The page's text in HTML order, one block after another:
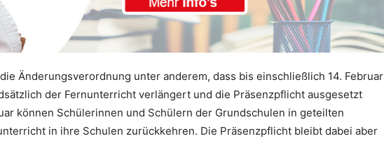
Änderungsverordnung unter anderem, dass bis einschließlich 14. Februar
der Fernunterricht verlängert und die Präsenzpflicht ausgesetzt
können Schülerinnen und Schülern der Grundschulen in geteilten
in ihre Schulen zurückkehren. Die Präsenzpflicht bleibt dabei aber